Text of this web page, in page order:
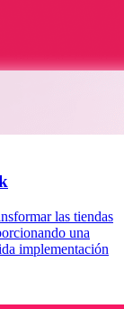
las tiendas
una
implementación